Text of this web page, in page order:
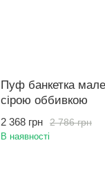
Пуф банкетка
сірою оббивкою
2 786 грн
2 368 грн
В наявності